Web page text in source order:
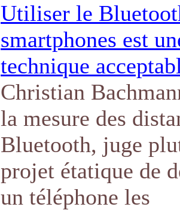
Utiliser le
smartphones est
technique
Christian
la mesure des
Bluetooth, juge
projet étatique de
un téléphone les